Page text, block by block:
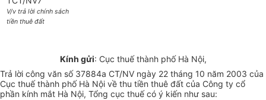
V/v trả lời chính sách
tiền thuê đất
Kính gửi: Cục thuế thành phố Hà Nội,
Trả lời công văn số 37884a CT/NV ngày 22 tháng 10 năm 2003 của
Cục thuế thành phố Hà Nội về thu tiền thuê đất của Công ty cổ
phần kính mắt Hà Nội, Tổng cục thuế có ý kiến như sau: